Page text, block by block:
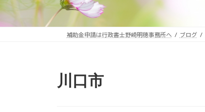
補助金申請は行政書士野崎明穂事務所へ ブログ
川口市